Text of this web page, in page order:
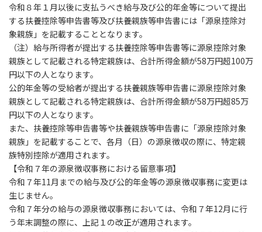
令和８年１月以後に支払うべき給与及び公的年金等について提出
する扶養控除等申告書等及び扶養親族等申告書には「源泉控除対
象親族」を記載することとなります。
（注）給与所得者が提出する扶養控除等申告書等に源泉控除対象
親族として記載される特定親族は、合計所得金額が58万円超100万
円以下の人となります。
公的年金等の受給者が提出する扶養親族等申告書に源泉控除対象
親族として記載される特定親族は、合計所得金額が58万円超85万
円以下の人となります。
また、扶養控除等申告書等や扶養親族等申告書に「源泉控除対象
親族」を記載することで、各月（日）の源泉徴収の際に、特定親
族特別控除が適用されます。
【令和７年の源泉徴収事務における留意事項】
令和７年11月までの給与及び公的年金等の源泉徴収事務に変更は
生じません。
令和７年分の給与の源泉徴収事務においては、令和７年12月に行
う年末調整の際に、上記１の改正が適用されます。